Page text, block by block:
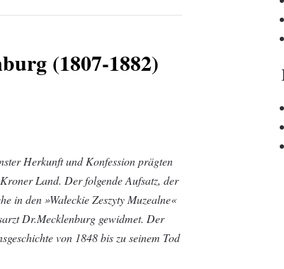
(1807-1882)
Herkunft und Konfession prägten
Land. Der folgende Aufsatz, der
in den »Wałeckie Zeszyty Muzealne«
Dr.Mecklenburg gewidmet. Der
von 1848 bis zu seinem Tod